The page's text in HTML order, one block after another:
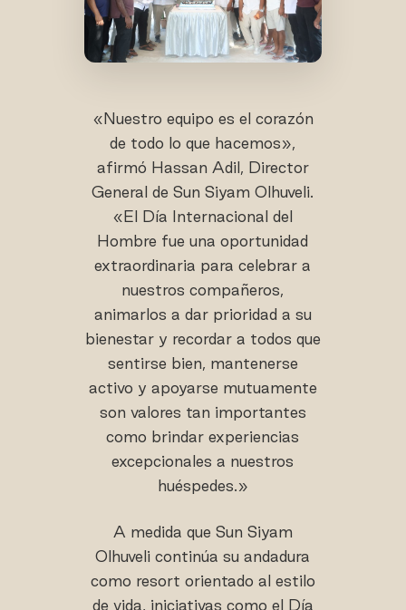
«Nuestro equipo es el corazón
de todo lo que hacemos»,
afirmó Hassan Adil, Director
General de Sun Siyam Olhuveli.
«El Día Internacional del
Hombre fue una oportunidad
extraordinaria para celebrar a
nuestros compañeros,
animarlos a dar prioridad a su
bienestar y recordar a todos que
sentirse bien, mantenerse
activo y apoyarse mutuamente
son valores tan importantes
como brindar experiencias
excepcionales a nuestros
huéspedes.»
A medida que Sun Siyam
Olhuveli continúa su andadura
como resort orientado al estilo
de vida, iniciativas como el Día